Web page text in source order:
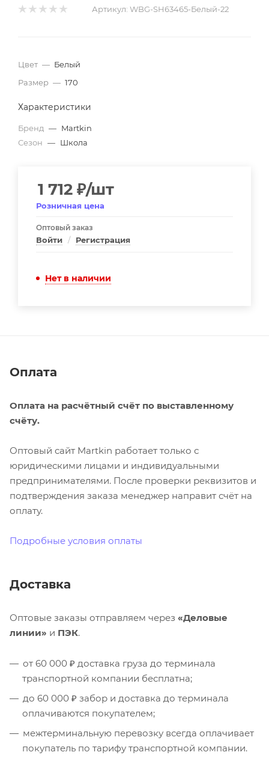
Артикул: WBG-SH63465-Белый-22
Цвет — Белый
Размер — 170
Характеристики
Бренд — Martkin
Сезон — Школа
1 712 ₽/шт
Розничная цена
Оптовый заказ
Войти / Регистрация
Нет в наличии
Оплата
Оплата на расчётный счёт по выставленному
счёту.
Оптовый сайт Martkin работает только с
юридическими лицами и индивидуальными
предпринимателями. После проверки реквизитов и
подтверждения заказа менеджер направит счёт на
оплату.
Подробные условия оплаты
Доставка
Оптовые заказы отправляем через «Деловые
линии» и ПЭК.
от 60 000 ₽ доставка груза до терминала
транспортной компании бесплатна;
до 60 000 ₽ забор и доставка до терминала
оплачиваются покупателем;
межтерминальную перевозку всегда оплачивает
покупатель по тарифу транспортной компании.